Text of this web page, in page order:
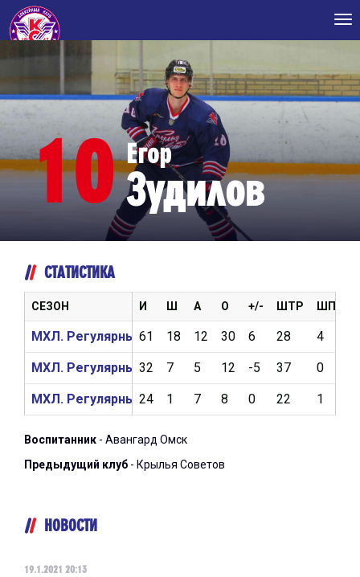
10 Егор
Зудилов
СТАТИСТИКА
И Ш А О +/- ШТР ШП
61 18 12 30 6 28 4
32 7 5 12 -5 37 0
24 1 7 8 0 22 1
СЕЗОН
МХЛ. Регулярный чемпионат 2020/2021
МХЛ. Регулярный чемпионат 2019/2020
МХЛ. Регулярный чемпионат 2018/2019
Воспитанник - Авангард Омск
Предыдущий клуб - Крылья Советов
НОВОСТИ
19.1.2021 20:13